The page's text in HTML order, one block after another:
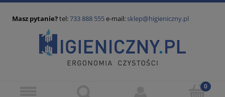
Masz pytanie?tel:733 888 555e-mail:sklep@higieniczny.pl